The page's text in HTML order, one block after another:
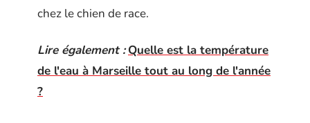
chez le chien de race.
Lire également : Quelle est la température
de l'eau à Marseille tout au long de l'année
?